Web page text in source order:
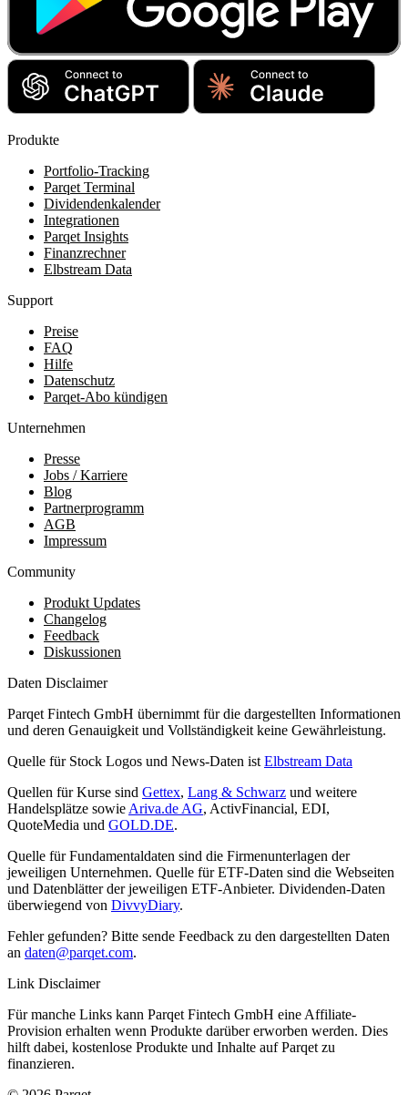
Produkte
Portfolio-Tracking
Parqet Terminal
Dividendenkalender
Integrationen
Parqet Insights
Finanzrechner
Elbstream Data
Support
Preise
FAQ
Hilfe
Datenschutz
Parqet-Abo kündigen
Unternehmen
Presse
Jobs / Karriere
Blog
Partnerprogramm
AGB
Impressum
Community
Produkt Updates
Changelog
Feedback
Diskussionen
Daten Disclaimer
Parqet Fintech GmbH übernimmt für die dargestellten Informationen
und deren Genauigkeit und Vollständigkeit keine Gewährleistung.
Quelle für Stock Logos und News-Daten ist Elbstream Data
Quellen für Kurse sind Gettex, Lang & Schwarz und weitere
Handelsplätze sowie Ariva.de AG, ActivFinancial, EDI,
QuoteMedia und GOLD.DE.
Quelle für Fundamentaldaten sind die Firmenunterlagen der
jeweiligen Unternehmen. Quelle für ETF-Daten sind die Webseiten
und Datenblätter der jeweiligen ETF-Anbieter. Dividenden-Daten
überwiegend von DivvyDiary.
Fehler gefunden? Bitte sende Feedback zu den dargestellten Daten
an daten@parqet.com.
Link Disclaimer
Für manche Links kann Parqet Fintech GmbH eine Affiliate-
Provision erhalten wenn Produkte darüber erworben werden. Dies
hilft dabei, kostenlose Produkte und Inhalte auf Parqet zu
finanzieren.